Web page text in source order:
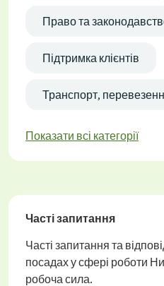
Право та
Підтримка клієнтів
Транспорт,
Показати всі категорії
Часті запитання
Часті запитання та
посадах у сфері роботи
робоча сила.